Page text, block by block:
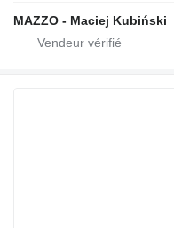
MAZZO - Maciej Kubiński